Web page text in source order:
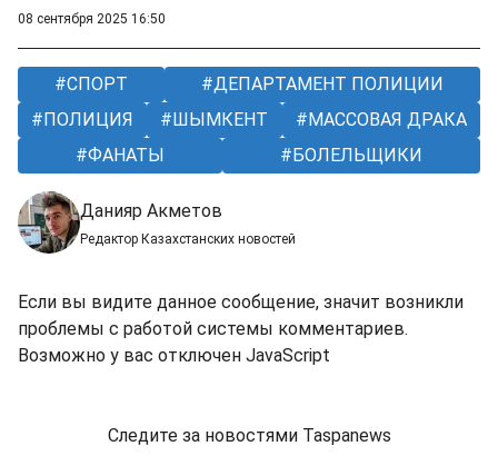
08 сентября 2025 16:50
СПОРТ
ДЕПАРТАМЕНТ ПОЛИЦИИ
ПОЛИЦИЯ
ШЫМКЕНТ
МАССОВАЯ ДРАКА
ФАНАТЫ
БОЛЕЛЬЩИКИ
Данияр Акметов
Редактор Казахстанских новостей
Если вы видите данное сообщение, значит возникли
проблемы с работой системы комментариев.
Возможно у вас отключен JavaScript
Следите за новостями Taspanews